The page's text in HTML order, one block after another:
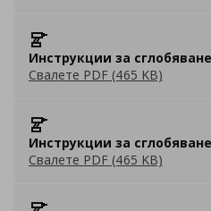
Инструкции за сглобяване
Свалете PDF (465 KB)
Инструкции за сглобяване
Свалете PDF (465 KB)